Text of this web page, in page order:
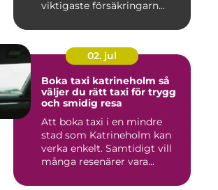
viktigaste försäkringarn...
02. jul
Boka taxi katrineholm så
väljer du rätt taxi för trygg
och smidig resa
Att boka taxi i en mindre
stad som Katrineholm kan
verka enkelt. Samtidigt vill
många resenärer vara...